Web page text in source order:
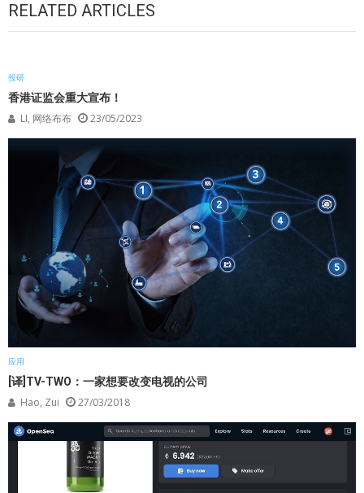
RELATED ARTICLES
投研
香港证监会重大宣布！
LI, 网络布布 23/05/2023
应用
[译]TV-TWO：一家想要改变电视的公司
Hao, Zui 27/03/2018